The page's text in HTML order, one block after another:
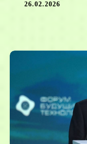
26.02.2026